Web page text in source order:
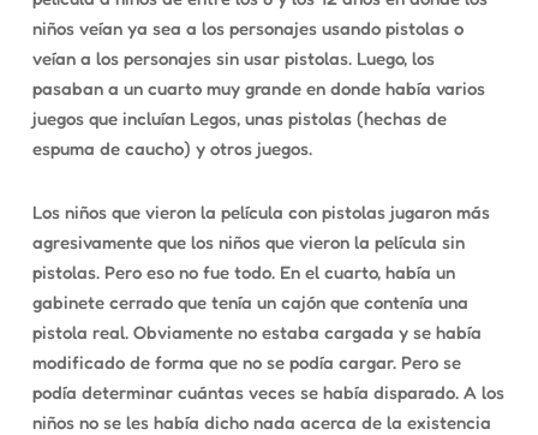
niños veían ya sea a los personajes usando pistolas o
veían a los personajes sin usar pistolas. Luego, los
pasaban a un cuarto muy grande en donde había varios
juegos que incluían Legos, unas pistolas (hechas de
espuma de caucho) y otros juegos.
Los niños que vieron la película con pistolas jugaron más
agresivamente que los niños que vieron la película sin
pistolas. Pero eso no fue todo. En el cuarto, había un
gabinete cerrado que tenía un cajón que contenía una
pistola real. Obviamente no estaba cargada y se había
modificado de forma que no se podía cargar. Pero se
podía determinar cuántas veces se había disparado. A los
niños no se les había dicho nada acerca de la existencia